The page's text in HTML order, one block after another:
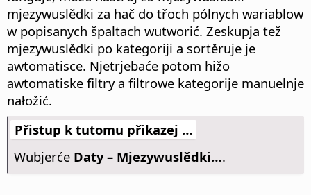
mjezywuslědki za hač do třoch pólnych wariablow
w popisanych špaltach wutworić. Zeskupja tež
mjezywuslědki po kategoriji a sortěruje je
awtomatisce. Njetrjebaće potom hižo
awtomatiske filtry a filtrowe kategorije manuelnje
nałožić.
Přistup k tutomu přikazej …
Wubjerće Daty – Mjezywuslědki….